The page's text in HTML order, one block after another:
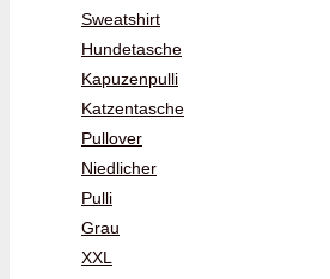
Sweatshirt
Hundetasche
Kapuzenpulli
Katzentasche
Pullover
Niedlicher
Pulli
Grau
XXL